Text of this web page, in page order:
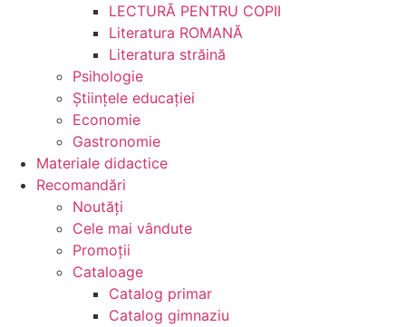
LECTURĂ PENTRU COPII
Literatura ROMANĂ
Literatura străină
Psihologie
Ştiinţele educaţiei
Economie
Gastronomie
Materiale didactice
Recomandări
Noutăţi
Cele mai vândute
Promoții
Cataloage
Catalog primar
Catalog gimnaziu